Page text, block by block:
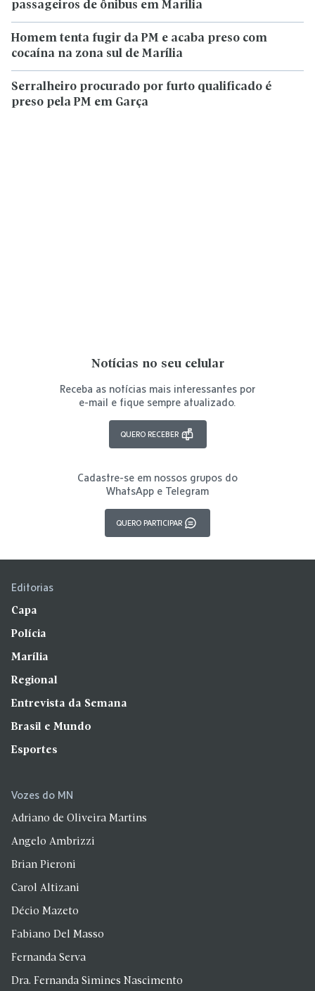
passageiros de ônibus em Marília
Homem tenta fugir da PM e acaba preso com
cocaína na zona sul de Marília
Serralheiro procurado por furto qualificado é
preso pela PM em Garça
Notícias no seu celular
Receba as notícias mais interessantes por
e-mail e fique sempre atualizado.
QUERO RECEBER
Cadastre-se em nossos grupos do
WhatsApp e Telegram
QUERO PARTICIPAR
Editorias
Capa
Polícia
Marília
Regional
Entrevista da Semana
Brasil e Mundo
Esportes
Vozes do MN
Adriano de Oliveira Martins
Angelo Ambrizzi
Brian Pieroni
Carol Altizani
Décio Mazeto
Fabiano Del Masso
Fernanda Serva
Dra. Fernanda Simines Nascimento